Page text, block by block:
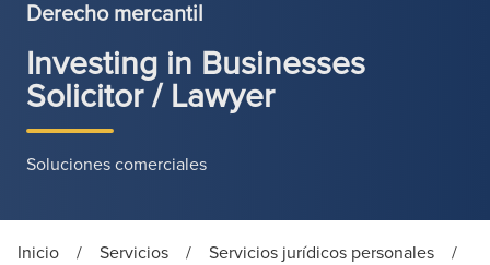
Derecho mercantil
Investing in Businesses
Solicitor / Lawyer
Soluciones comerciales
Inicio / Servicios / Servicios jurídicos personales
/